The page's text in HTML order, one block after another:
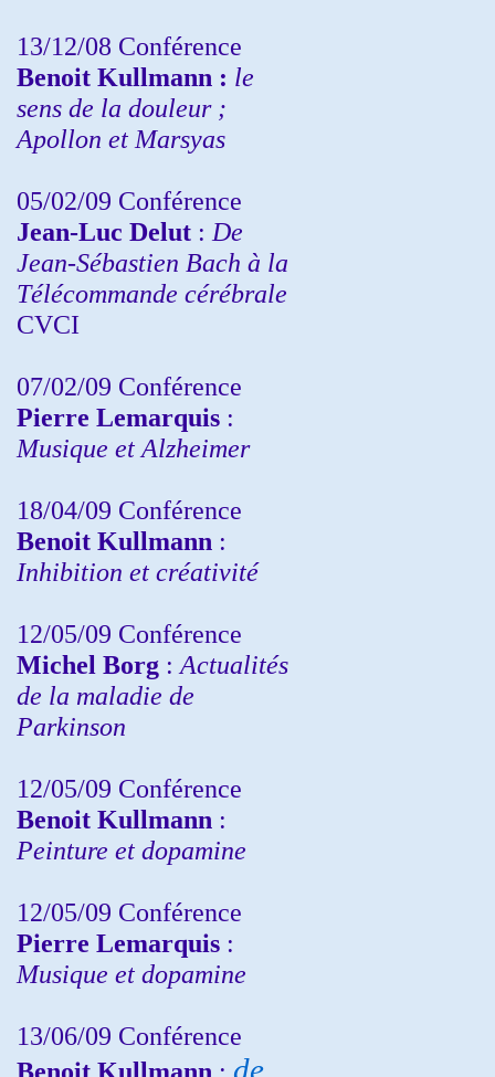
13/12/08 Conférence
Benoit Kullmann : le
sens de la douleur ;
Apollon et Marsyas
05/02/09 Conférence
Jean-Luc Delut : De
Jean-Sébastien Bach à la
Télécommande cérébrale
CVCI
07/02/09 Conférence
Pierre Lemarquis :
Musique et Alzheimer
18/04/09 Conférence
Benoit Kullmann :
Inhibition et créativité
12/05/09 Conférence
Michel Borg : Actualités
de la maladie de
Parkinson
12/05/09 Conférence
Benoit Kullmann :
Peinture et dopamine
12/05/09 Conférence
Pierre Lemarquis :
Musique et dopamine
13/06/09 Conférence
Benoit Kullmann : de